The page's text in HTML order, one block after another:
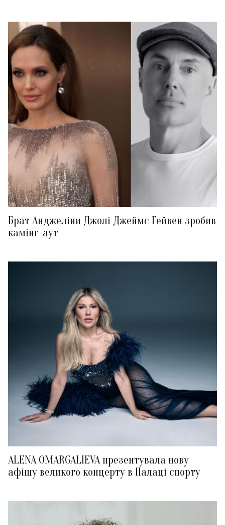
Брат Анджеліни Джолі Джеймс Гейвен зробив
камінг-аут
ALENA OMARGALIEVA презентувала нову
афішу великого концерту в Палаці спорту